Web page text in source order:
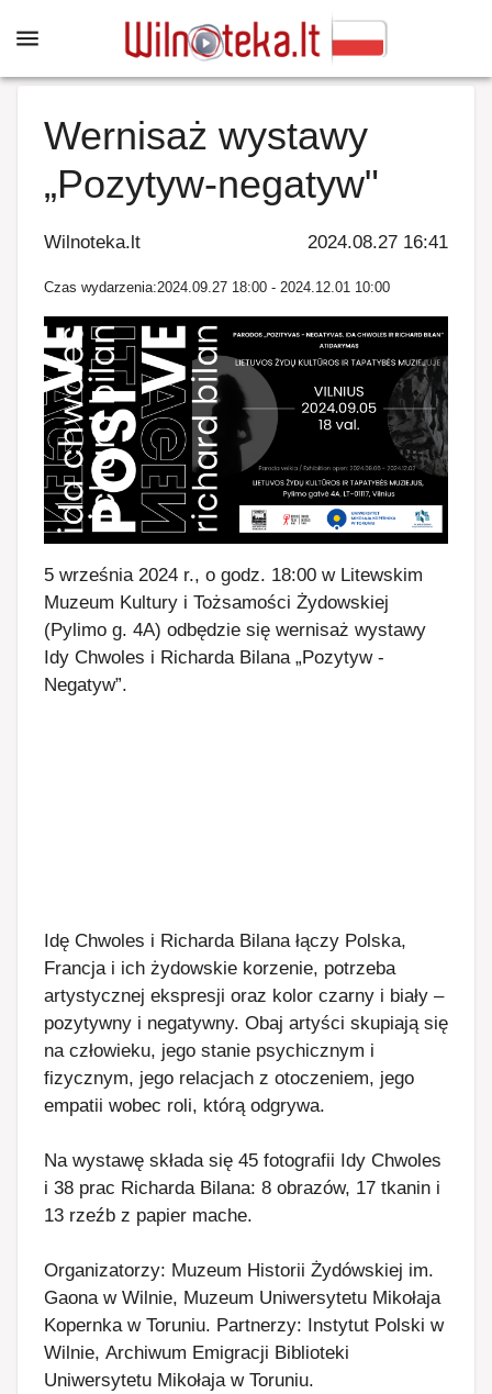
Wernisaż wystawy
„Pozytyw-negatyw"
Wilnoteka.lt 2024.08.27 16:41
Czas wydarzenia:2024.09.27 18:00 - 2024.12.01 10:00
5 września 2024 r., o godz. 18:00 w Litewskim
Muzeum Kultury i Tożsamości Żydowskiej
(Pylimo g. 4A) odbędzie się wernisaż wystawy
Idy Chwoles i Richarda Bilana „Pozytyw -
Negatyw”.
Idę Chwoles i Richarda Bilana łączy Polska,
Francja i ich żydowskie korzenie, potrzeba
artystycznej ekspresji oraz kolor czarny i biały –
pozytywny i negatywny. Obaj artyści skupiają się
na człowieku, jego stanie psychicznym i
fizycznym, jego relacjach z otoczeniem, jego
empatii wobec roli, którą odgrywa.
Na wystawę składa się 45 fotografii Idy Chwoles
i 38 prac Richarda Bilana: 8 obrazów, 17 tkanin i
13 rzeźb z papier mache.
Organizatorzy: Muzeum Historii Żydówskiej im.
Gaona w Wilnie, Muzeum Uniwersytetu Mikołaja
Kopernka w Toruniu. Partnerzy: Instytut Polski w
Wilnie, Archiwum Emigracji Biblioteki
Uniwersytetu Mikołaja w Toruniu.